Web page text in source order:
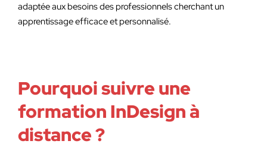
adaptée aux besoins des professionnels cherchant un
apprentissage efficace et personnalisé.
Pourquoi suivre une
formation InDesign à
distance ?